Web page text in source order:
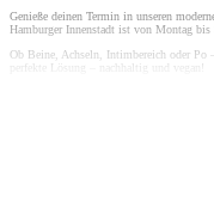
Genieße deinen Termin in unseren
Hamburger Innenstadt ist von Montag
Ob Beine, Achseln, Intimbereich oder
perfekte Lösung – nachhaltig und vegan!